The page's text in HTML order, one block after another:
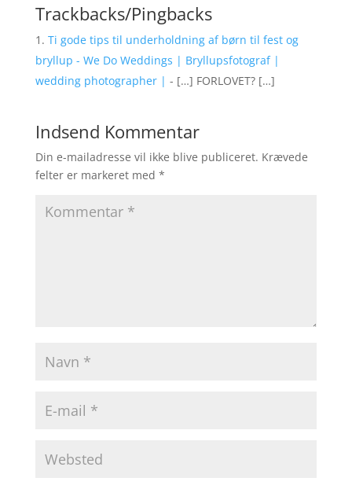
Trackbacks/Pingbacks
Ti gode tips til underholdning af børn til fest og
bryllup - We Do Weddings | Bryllupsfotograf |
wedding photographer | - […] FORLOVET? […]
Indsend Kommentar
Din e-mailadresse vil ikke blive publiceret. Krævede
felter er markeret med *